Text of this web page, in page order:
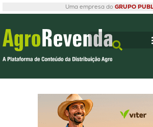
Uma empresa do GRUPO